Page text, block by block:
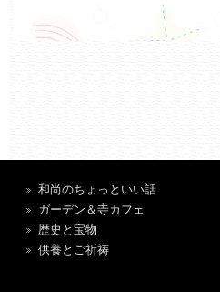
和尚のちょっといい話
ガーデン＆寺カフェ
歴史と宝物
供養とご祈祷